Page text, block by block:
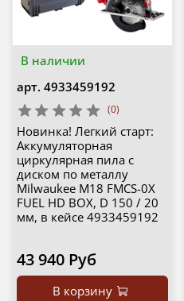
В наличии
арт. 4933459192
(0)
Новинка! Легкий старт:
Аккумуляторная
циркулярная пила с
диском по металлу
Milwaukee M18 FMCS-0X
FUEL HD BOX, D 150 / 20
мм, в кейсе 4933459192
43 940 Руб
В корзину